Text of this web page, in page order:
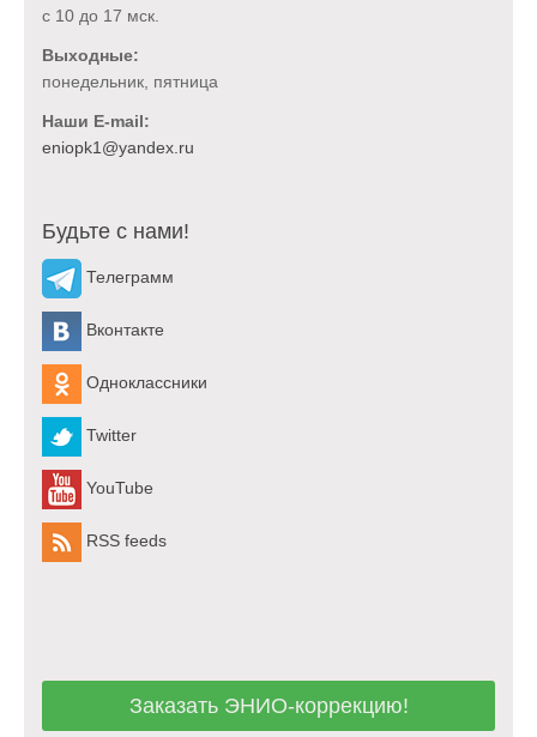
с 10 до 17 мск.
Выходные:
понедельник, пятница
Наши E-mail:
Будьте с нами!
Телеграмм
Вконтакте
Одноклассники
Twitter
YouTube
RSS feeds
Заказать ЭНИО-коррекцию!